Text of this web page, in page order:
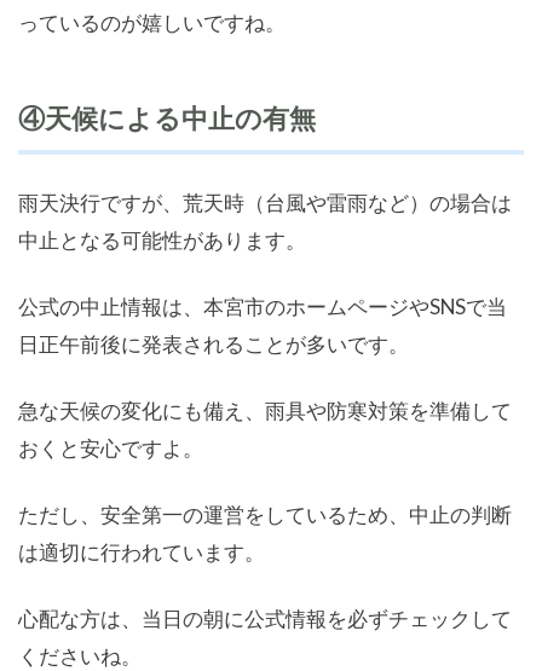
っているのが嬉しいですね。
④天候による中止の有無
雨天決行ですが、荒天時（台風や雷雨など）の場合は
中止となる可能性があります。
公式の中止情報は、本宮市のホームページやSNSで当
日正午前後に発表されることが多いです。
急な天候の変化にも備え、雨具や防寒対策を準備して
おくと安心ですよ。
ただし、安全第一の運営をしているため、中止の判断
は適切に行われています。
心配な方は、当日の朝に公式情報を必ずチェックして
くださいね。